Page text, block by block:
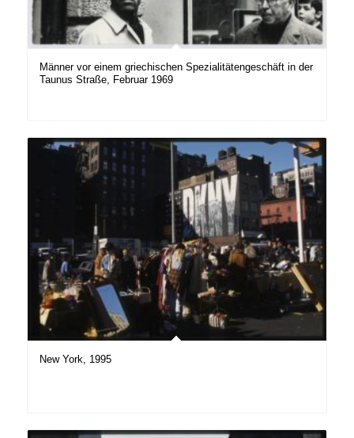
Männer vor einem griechischen Spezialitätengeschäft in der
Taunus Straße, Februar 1969
New York, 1995